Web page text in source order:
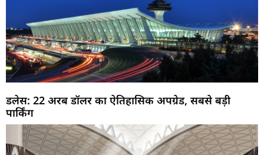
डलेस: 22 अरब डॉलर का ऐतिहासिक अपग्रेड, सबसे बड़ी
पार्किंग